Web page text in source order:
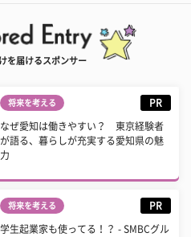
を届けるスポンサー
将来を考える PR
なぜ愛知は働きやすい？ 東京経験者
が語る、暮らしが充実する愛知県の魅
力
将来を考える PR
学生起業家も使ってる！？ - SMBCグル